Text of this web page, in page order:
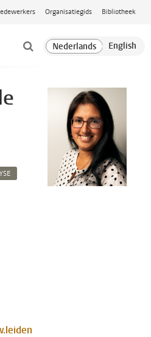
Organisatiegids Bibliotheek